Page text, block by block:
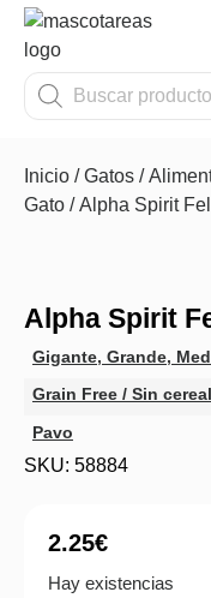
Inicio /Gatos /
Gato / Alpha Spirit
Alpha Spirit
Gigante, Grande,
Grain Free / Sin
Pavo
SKU: 58884
2.25€
Hay existencias